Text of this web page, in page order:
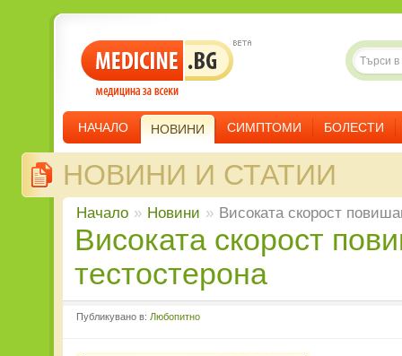
НАЧАЛО НОВИНИ СИМПТОМИ БОЛЕСТИ
НОВИНИ И СТАТИИ
Начало » Новини » Високата скорост
Високата скорост повишава
тестостерона
Публикувано в: Любопитно